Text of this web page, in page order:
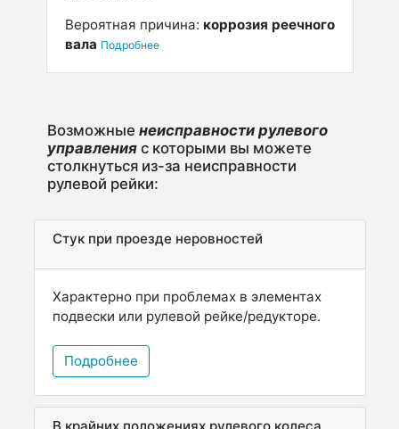
Вероятная причина: коррозия реечного
вала Подробнее
Возможные неисправности рулевого
управленияс которыми вы можете
столкнуться из-за неисправности
рулевой рейки:
Стук при проезде неровностей
Характерно при проблемах в элементах
подвески или рулевой рейке/редукторе.
Подробнее